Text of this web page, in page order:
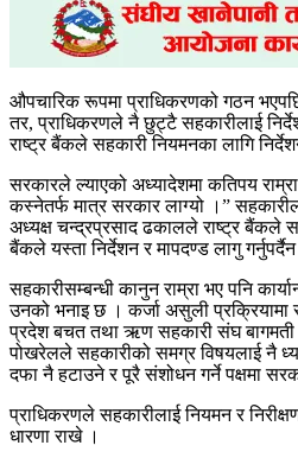
औपचारिक रूपमा प्राधिकरणको गठन
तर, प्राधिकरणले नै छुट्टै सहकारीलाई
राष्ट्र बैंकले सहकारी नियमनका लागि
सरकारले ल्याएको अध्यादेशमा कतिपय
कस्नेतर्फ मात्र सरकार लाग्यो ।”
अध्यक्ष चन्द्रप्रसाद ढकालले राष्ट्र बैंकले
बैंकले यस्ता निर्देशन र मापदण्ड लागु
सहकारीसम्बन्धी कानुन राम्रा भए पनि
उनको भनाइ छ । कर्जा असुली प्रक्रियामा
प्रदेश बचत तथा ऋण सहकारी संघ बागमती
पोखरेलले सहकारीको समग्र विषयलाई नै
दफा नै हटाउने र पूरै संशोधन गर्ने पक्षमा
प्राधिकरणले सहकारीलाई नियमन र
धारणा राखे ।